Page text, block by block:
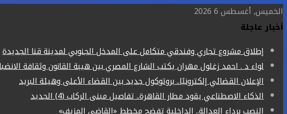
الخميس, أغسطس 6 2026
أخبار عاجلة
إطلاق مشروع تجاري وفندقي متكامل على المدخل الجنوبي لمدينة قنا الجديدة
لواء د . احمد زغلول مهران يكتب الشارع المصري بين هيبة القانون وثقافة
الإعلان القضائي إلكترونيًا.. بروتوكول جديد بين القضاء الأعلى وهيئة البريد
الذكاء الاصطناعي يقود مطار القاهرة.. تفاصيل مبنى الركاب (4) الجديد
النصب برداء العدالة.. الداخلية تفضح مخطط «القاضي المزيف»